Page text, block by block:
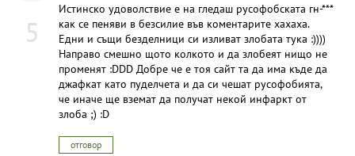
5
Истинско удоволствие е на гледаш русофобската гн-***
как се пеняви в безсилие във коментарите хахаха.
Едни и същи безделници си изливат злобата тука :))))
Направо смешно щото колкото и да злобеят нищо не
променят :DDD Добре че е тоя сайт та да има къде да
джафкат като пуделчета и да си чешат русофобията,
че иначе ще вземат да получат некой инфаркт от
злоба ;) :D
отговор